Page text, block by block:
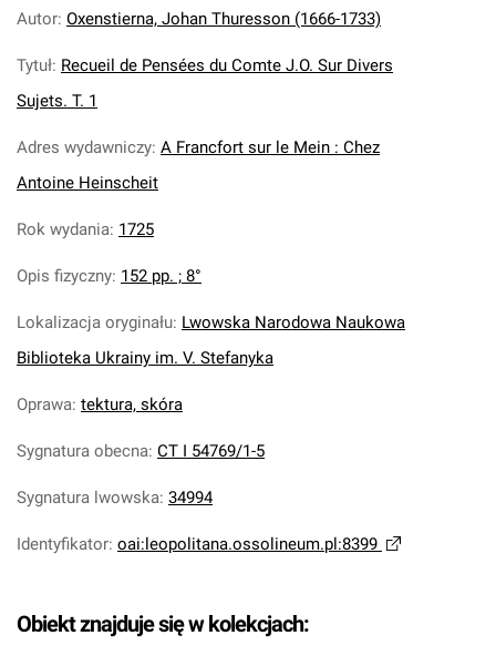
Autor: Oxenstierna, Johan Thuresson (1666-1733)
Tytuł: Recueil de Pensées du Comte J.O. Sur Divers
Sujets. T. 1
Adres wydawniczy: A Francfort sur le Mein : Chez
Antoine Heinscheit
Rok wydania: 1725
Opis fizyczny: 152 pp. ; 8°
Lokalizacja oryginału: Lwowska Narodowa Naukowa
Biblioteka Ukrainy im. V. Stefanyka
Oprawa: tektura, skóra
Sygnatura obecna: CT I 54769/1-5
Sygnatura lwowska: 34994
Identyfikator: oai:leopolitana.ossolineum.pl:8399
Obiekt znajduje się w kolekcjach: